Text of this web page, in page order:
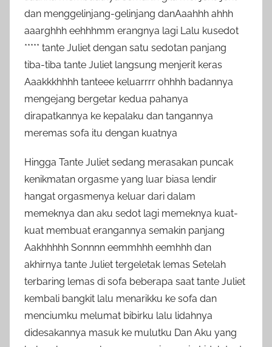
dan menggelinjang-gelinjang danAaahhh ahhh
aaarghhh eehhhmm erangnya lagi Lalu kusedot
***** tante Juliet dengan satu sedotan panjang
tiba-tiba tante Juliet langsung menjerit keras
Aaakkkhhhh tanteee keluarrrr ohhhh badannya
mengejang bergetar kedua pahanya
dirapatkannya ke kepalaku dan tangannya
meremas sofa itu dengan kuatnya
Hingga Tante Juliet sedang merasakan puncak
kenikmatan orgasme yang luar biasa lendir
hangat orgasmenya keluar dari dalam
memeknya dan aku sedot lagi memeknya kuat-
kuat membuat erangannya semakin panjang
Aakhhhhh Sonnnn eemmhhh eemhhh dan
akhirnya tante Juliet tergeletak lemas Setelah
terbaring lemas di sofa beberapa saat tante Juliet
kembali bangkit lalu menarikku ke sofa dan
menciumku melumat bibirku lalu lidahnya
didesakannya masuk ke mulutku Dan Aku yang